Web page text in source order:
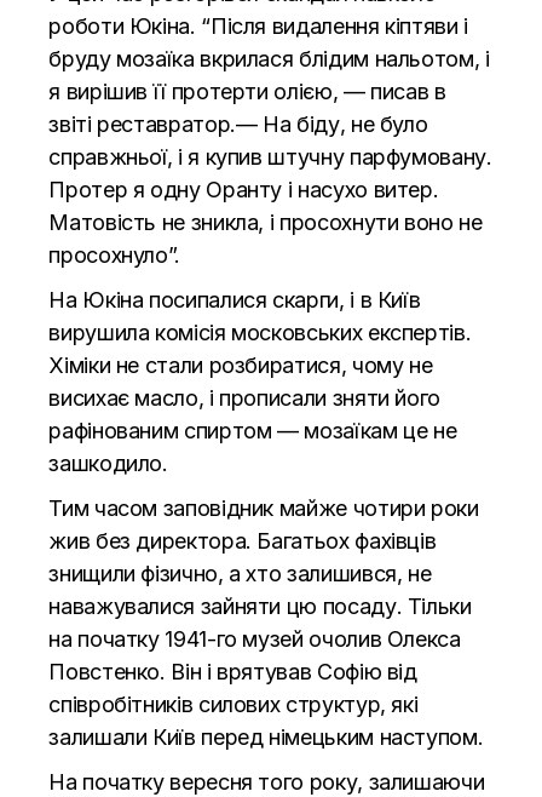
роботи Юкіна. “Після видалення кіптяви і
бруду мозаїка вкрилася блідим нальотом, і
я вирішив її протерти олією, — писав в
звіті реставратор.— На біду, не було
справжньої, і я купив штучну парфумовану.
Протер я одну Оранту і насухо витер.
Матовість не зникла, і просохнути воно не
просохнуло”.
На Юкіна посипалися скарги, і в Київ
вирушила комісія московських експертів.
Хіміки не стали розбиратися, чому не
висихає масло, і прописали зняти його
рафінованим спиртом — мозаїкам це не
зашкодило.
Тим часом заповідник майже чотири роки
жив без директора. Багатьох фахівців
знищили фізично, а хто залишився, не
наважувалися зайняти цю посаду. Тільки
на початку 1941-го музей очолив Олекса
Повстенко. Він і врятував Софію від
співробітників силових структур, які
залишали Київ перед німецьким наступом.
На початку вересня того року, залишаючи